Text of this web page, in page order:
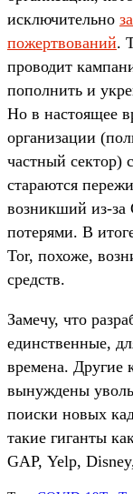
исключительно
пожертвований.
проводит
пополнить и
Но в настоящее
организации
частный сектор)
стараются
возникший из-
потерями. В
Tor, похоже,
средств.
Замечу, что
единственные,
времена. Другие
вынуждены
поиски новых
такие гиганты
GAP, Yelp,